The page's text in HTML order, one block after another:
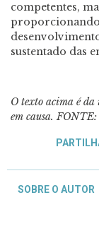
competentes,
proporcionando
sustentado das
O texto acima é
em causa.FONTE:
SOBRE O AUTOR